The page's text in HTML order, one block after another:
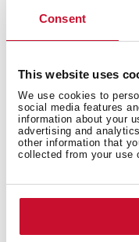
Consent
This website uses
We use cookies to
social media features
information about your
advertising and
other information that
collected from your use
Technické
Volně stojící stolní